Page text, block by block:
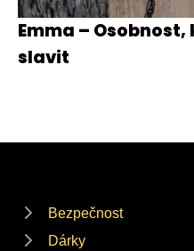
Emma –
slavit
Bezpečnost
Dárky